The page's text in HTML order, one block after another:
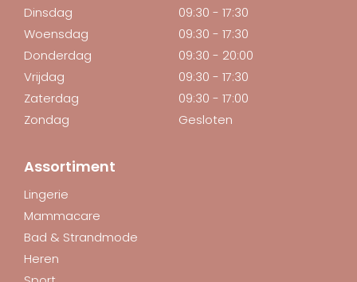
Dinsdag
09:30 - 17:30
Woensdag
09:30 - 17:30
Donderdag
09:30 - 20:00
Vrijdag
09:30 - 17:30
Zaterdag
09:30 - 17:00
Zondag
Gesloten
Assortiment
Lingerie
Mammacare
Bad & Strandmode
Heren